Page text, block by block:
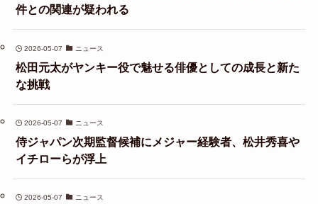
件との関連が疑われる
2026-05-07 ニュース
松田元太がヤンキー役で魅せる俳優としての成長と新た
な挑戦
2026-05-07 ニュース
侍ジャパン次期監督候補にメジャー経験者、松井秀喜や
イチローらが浮上
2026-05-07 ニュース